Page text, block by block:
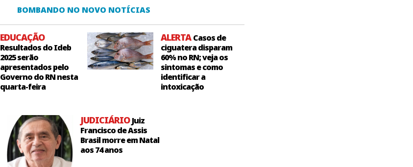
BOMBANDO NO NOVO NOTÍCIAS
EDUCAÇÃO
Resultados do Ideb
2025 serão
apresentados pelo
Governo do RN nesta
quarta-feira
ALERTACasos de
ciguatera disparam
60% no RN; veja os
sintomas e como
identificar a
intoxicação
JUDICIÁRIOJuiz
Francisco de Assis
Brasil morre em Natal
aos 74 anos